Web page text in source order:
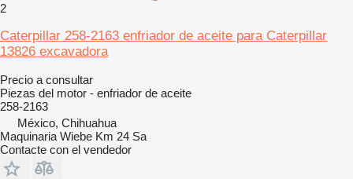
2
Caterpillar 258-2163 enfriador de aceite para Caterpillar
13826 excavadora
Precio a consultar
Piezas del motor - enfriador de aceite
258-2163
México, Chihuahua
Maquinaria Wiebe Km 24 Sa
Contacte con el vendedor